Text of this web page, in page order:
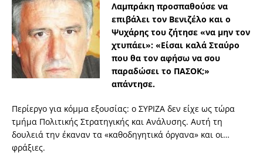
Λαμπράκη προσπαθούσε να
επιβάλει τον Βενιζέλο και ο
Ψυχάρης του ζήτησε «να μην τον
χτυπάει»: «Είσαι καλά Σταύρο
που θα τον αφήσω να σου
παραδώσει το ΠΑΣΟΚ;»
απάντησε.
Περίεργο για κόμμα εξουσίας: ο ΣΥΡΙΖΑ δεν είχε ως τώρα
τμήμα Πολιτικής Στρατηγικής και Ανάλυσης. Αυτή τη
δουλειά την έκαναν τα «καθοδηγητικά όργανα» και οι…
φράξιες.